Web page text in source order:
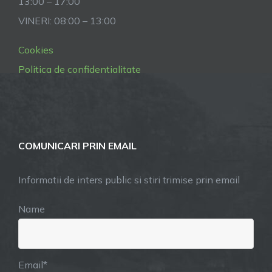
VINERI: 08:00 – 13:00
Cookies
Politica de confidentialitate
COMUNICARI PRIN EMAIL
Informatii de inters public si stiri trimise prin email
Name
Email*